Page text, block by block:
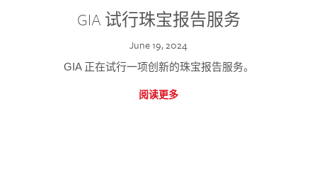
GIA 试行珠宝报告服务
June 19, 2024
GIA 正在试行一项创新的珠宝报告服务。
阅读更多